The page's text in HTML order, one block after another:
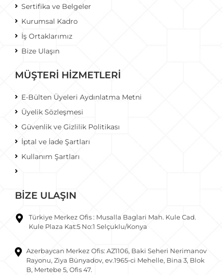
Sertifika ve Belgeler
Kurumsal Kadro
İş Ortaklarımız
Bize Ulaşın
MÜŞTERİ HİZMETLERİ
E-Bülten Üyeleri Aydınlatma Metni
Üyelik Sözleşmesi
Güvenlik ve Gizlilik Politikası
İptal ve İade Şartları
Kullanım Şartları
BİZE ULAŞIN
Türkiye Merkez Ofis : Musalla Baglari Mah. Kule Cad.
Kule Plaza Kat:5 No:1 Selçuklu/Konya
Azerbaycan Merkez Ofis: AZ1106, Baki Seheri Nerimanov
Rayonu, Ziya Bünyadov, ev.1965-ci Mehelle, Bina 3, Blok
B, Mertebe 5, Ofis 47.